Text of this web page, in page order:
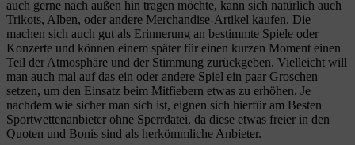
auch gerne nach außen hin tragen möchte, kann sich natürlich auch
Trikots, Alben, oder andere Merchandise-Artikel kaufen. Die
machen sich auch gut als Erinnerung an bestimmte Spiele oder
Konzerte und können einem später für einen kurzen Moment einen
Teil der Atmosphäre und der Stimmung zurückgeben. Vielleicht will
man auch mal auf das ein oder andere Spiel ein paar Groschen
setzen, um den Einsatz beim Mitfiebern etwas zu erhöhen. Je
nachdem wie sicher man sich ist, eignen sich hierfür am Besten
Sportwettenanbieter ohne Sperrdatei, da diese etwas freier in den
Quoten und Bonis sind als herkömmliche Anbieter.